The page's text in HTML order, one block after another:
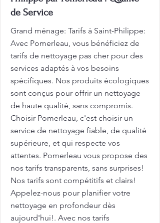
de Service
Grand ménage: Tarifs à Saint-Philippe:
Avec Pomerleau, vous bénéficiez de
tarifs de nettoyage pas cher pour des
services adaptés à vos besoins
spécifiques. Nos produits écologiques
sont conçus pour offrir un nettoyage
de haute qualité, sans compromis.
Choisir Pomerleau, c'est choisir un
service de nettoyage fiable, de qualité
supérieure, et qui respecte vos
attentes. Pomerleau vous propose des
nos tarifs transparents, sans surprises!
Nos tarifs sont compétitifs et clairs!
Appelez-nous pour planifier votre
nettoyage en profondeur dès
aujourd'hui!. Avec nos tarifs